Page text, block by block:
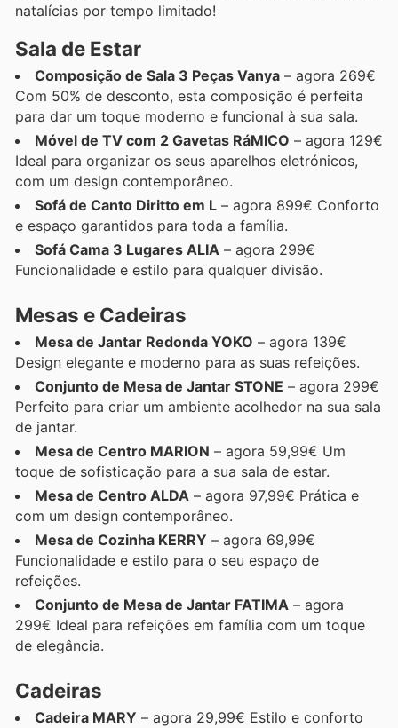
natalícias por tempo limitado!
Sala de Estar
Composição de Sala 3 Peças Vanya – agora 269€
Com 50% de desconto, esta composição é perfeita
para dar um toque moderno e funcional à sua sala.
Móvel de TV com 2 Gavetas RáMICO – agora 129€
Ideal para organizar os seus aparelhos eletrónicos,
com um design contemporâneo.
Sofá de Canto Diritto em L – agora 899€ Conforto
e espaço garantidos para toda a família.
Sofá Cama 3 Lugares ALIA – agora 299€
Funcionalidade e estilo para qualquer divisão.
Mesas e Cadeiras
Mesa de Jantar Redonda YOKO – agora 139€
Design elegante e moderno para as suas refeições.
Conjunto de Mesa de Jantar STONE – agora 299€
Perfeito para criar um ambiente acolhedor na sua sala
de jantar.
Mesa de Centro MARION – agora 59,99€ Um
toque de sofisticação para a sua sala de estar.
Mesa de Centro ALDA – agora 97,99€ Prática e
com um design contemporâneo.
Mesa de Cozinha KERRY – agora 69,99€
Funcionalidade e estilo para o seu espaço de
refeições.
Conjunto de Mesa de Jantar FATIMA – agora
299€ Ideal para refeições em família com um toque
de elegância.
Cadeiras
Cadeira MARY – agora 29,99€ Estilo e conforto